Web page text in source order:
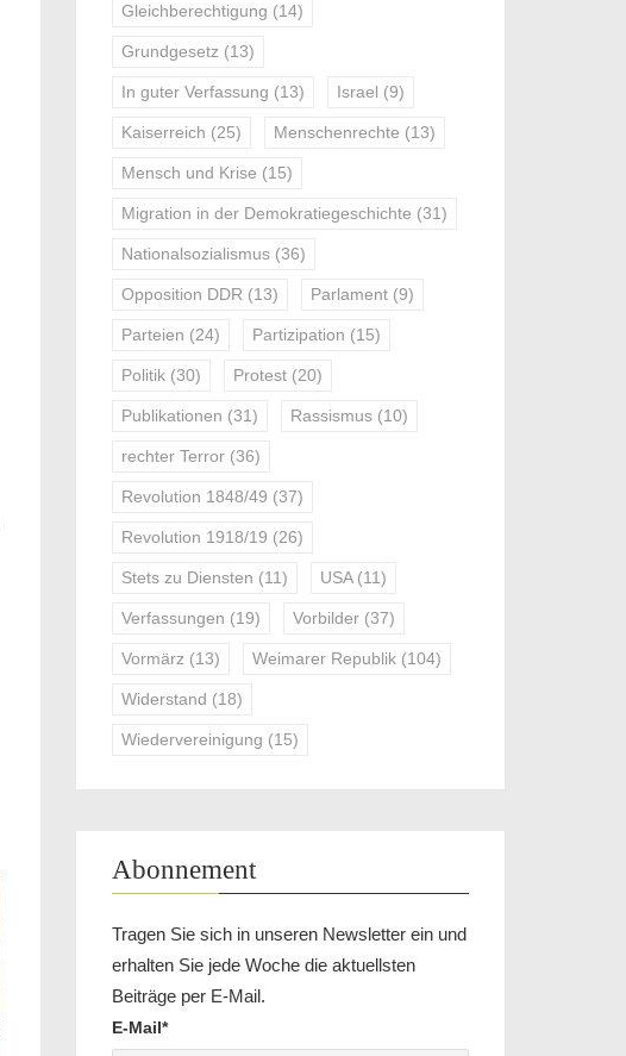
Gleichberechtigung (14)
Grundgesetz (13)
In guter Verfassung (13) Israel (9)
Kaiserreich (25) Menschenrechte (13)
Mensch und Krise (15)
Migration in der Demokratiegeschichte (31)
Nationalsozialismus (36)
Opposition DDR (13) Parlament (9)
Parteien (24) Partizipation (15)
Politik (30) Protest (20)
Publikationen (31) Rassismus (10)
rechter Terror (36)
Revolution 1848/49 (37)
Revolution 1918/19 (26)
Stets zu Diensten (11) USA(11)
Verfassungen (19) Vorbilder (37)
Vormärz (13) Weimarer Republik (104)
Widerstand (18)
Wiedervereinigung (15)
Abonnement
Tragen Sie sich in unseren Newsletter ein und
erhalten Sie jede Woche die aktuellsten
Beiträge per E-Mail.
E-Mail*